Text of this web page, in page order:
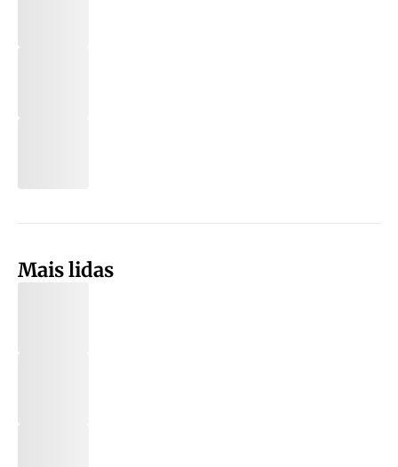
Mais lidas